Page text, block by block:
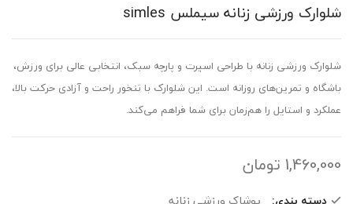
شلوارک ورزشی زنانه سیملس simles
شلوارک ورزشی زنانه با طراحی اسپرت و پارچه سبک، انتخابی عالی برای ورزش،
باشگاه و تمرین‌های روزانه است. این شلوارک با تنخور راحت و آزادی حرکت بالا،
عملکرد و استایل را هم‌زمان برای شما فراهم می‌کند.
1,460,000 تومان